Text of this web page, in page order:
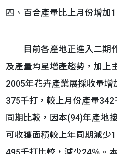
四、百合產量比上月份增加
目前各產地正進入二期
及產量均呈增產趨勢，加上
2005年花卉產業展採收量增
375千打，較上月份產量
同期比較，因本(94)年產地
可收獲面積較上年同期減少
495千打比較，減少24％。